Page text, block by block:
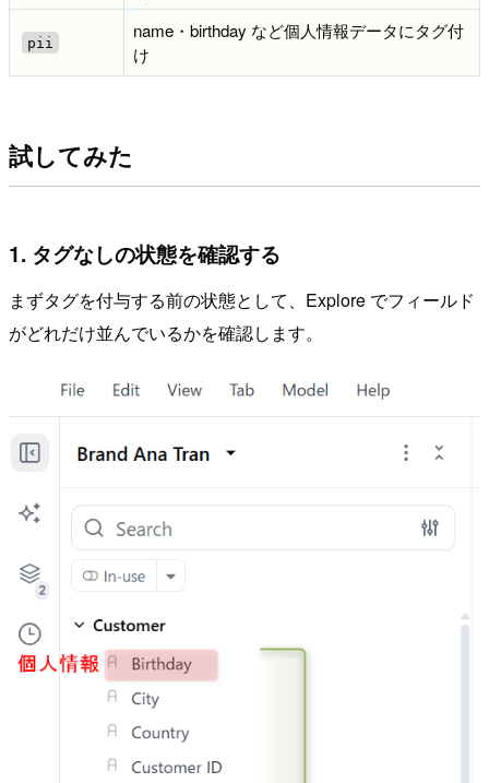
pii
name・birthday など個人情報データにタグ付
け
試してみた
1. タグなしの状態を確認する
まずタグを付与する前の状態として、Explore でフィールド
がどれだけ並んでいるかを確認します。